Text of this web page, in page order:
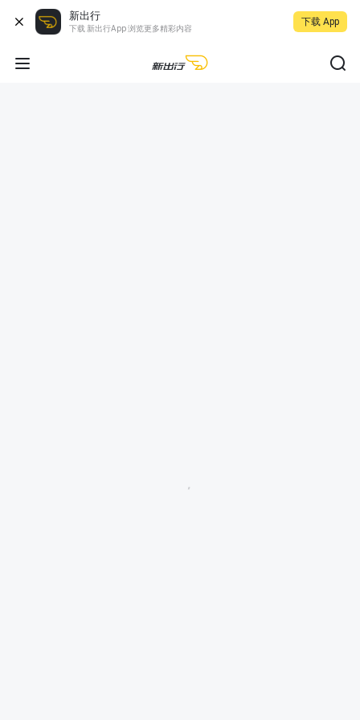
新出行
下载 新出行App 浏览更多精彩内容
下载 App